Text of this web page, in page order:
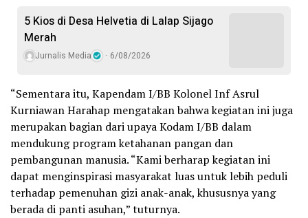
5 Kios di Desa Helvetia di Lalap Sijago
Merah
Jurnalis Media 6/08/2026
“Sementara itu, Kapendam I/BB Kolonel Inf Asrul
Kurniawan Harahap mengatakan bahwa kegiatan ini juga
merupakan bagian dari upaya Kodam I/BB dalam
mendukung program ketahanan pangan dan
pembangunan manusia. “Kami berharap kegiatan ini
dapat menginspirasi masyarakat luas untuk lebih peduli
terhadap pemenuhan gizi anak-anak, khususnya yang
berada di panti asuhan,” tuturnya.